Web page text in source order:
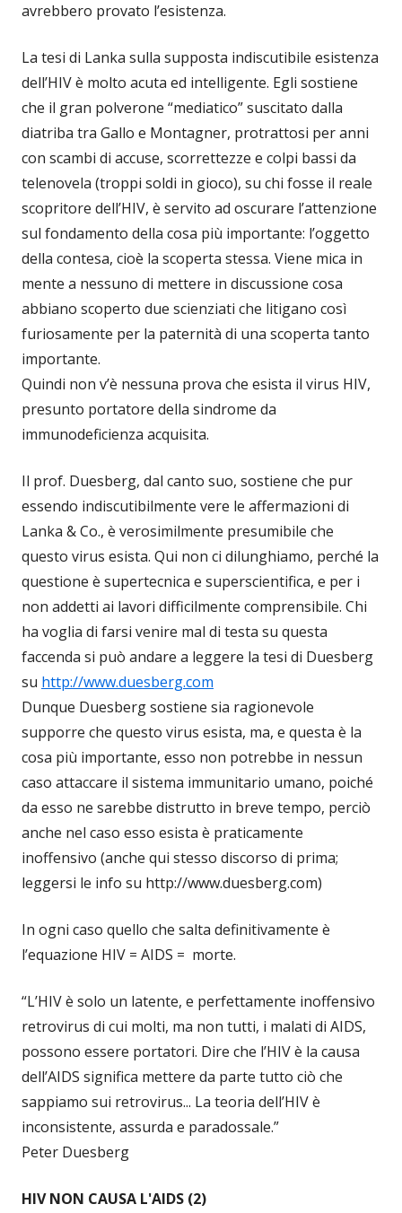
avrebbero provato l’esistenza.
La tesi di Lanka sulla supposta indiscutibile esistenza
dell’HIV è molto acuta ed intelligente. Egli sostiene
che il gran polverone “mediatico” suscitato dalla
diatriba tra Gallo e Montagner, protrattosi per anni
con scambi di accuse, scorrettezze e colpi bassi da
telenovela (troppi soldi in gioco), su chi fosse il reale
scopritore dell’HIV, è servito ad oscurare l’attenzione
sul fondamento della cosa più importante: l’oggetto
della contesa, cioè la scoperta stessa. Viene mica in
mente a nessuno di mettere in discussione cosa
abbiano scoperto due scienziati che litigano così
furiosamente per la paternità di una scoperta tanto
importante.
Quindi non v’è nessuna prova che esista il virus HIV,
presunto portatore della sindrome da
immunodeficienza acquisita.
Il prof. Duesberg, dal canto suo, sostiene che pur
essendo indiscutibilmente vere le affermazioni di
Lanka & Co., è verosimilmente presumibile che
questo virus esista. Qui non ci dilunghiamo, perché la
questione è supertecnica e superscientifica, e per i
non addetti ai lavori difficilmente comprensibile. Chi
ha voglia di farsi venire mal di testa su questa
faccenda si può andare a leggere la tesi di Duesberg
su http://www.duesberg.com
Dunque Duesberg sostiene sia ragionevole
supporre che questo virus esista, ma, e questa è la
cosa più importante, esso non potrebbe in nessun
caso attaccare il sistema immunitario umano, poiché
da esso ne sarebbe distrutto in breve tempo, perciò
anche nel caso esso esista è praticamente
inoffensivo (anche qui stesso discorso di prima;
leggersi le info su http://www.duesberg.com)
In ogni caso quello che salta definitivamente è
l’equazione HIV = AIDS = morte.
“L’HIV è solo un latente, e perfettamente inoffensivo
retrovirus di cui molti, ma non tutti, i malati di AIDS,
possono essere portatori. Dire che l’HIV è la causa
dell’AIDS significa mettere da parte tutto ciò che
sappiamo sui retrovirus... La teoria dell’HIV è
inconsistente, assurda e paradossale.”
Peter Duesberg
HIV NON CAUSA L'AIDS (2)